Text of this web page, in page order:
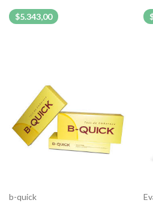
$5.343,00
b-quick